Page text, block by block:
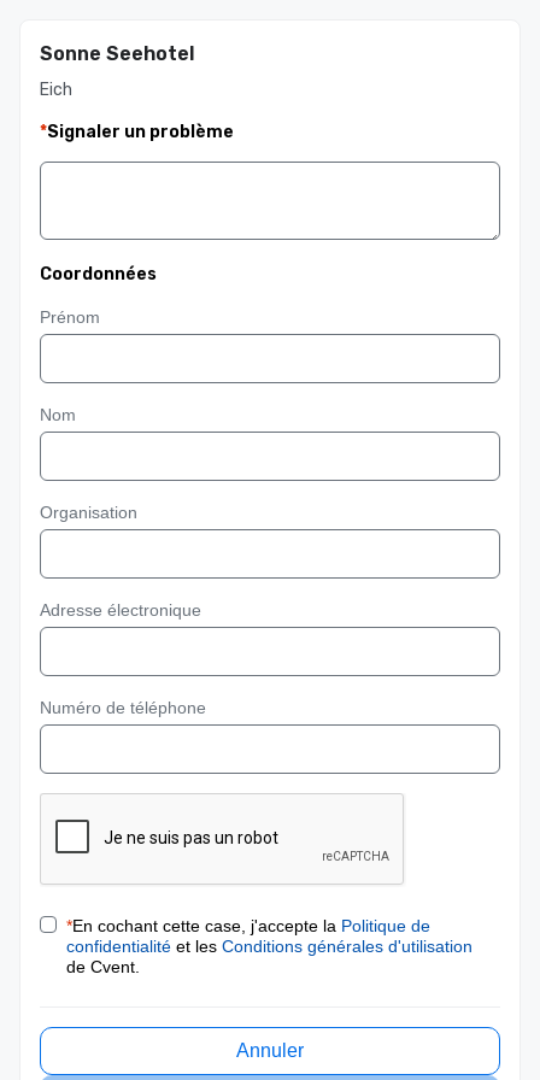
Sonne Seehotel
Eich
*Signaler un problème
Coordonnées
Prénom
Nom
Organisation
Adresse électronique
Numéro de téléphone
*En cochant cette case, j'accepte la Politique de
confidentialité et les Conditions générales d'utilisation
de Cvent.
Annuler